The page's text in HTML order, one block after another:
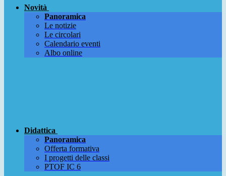
Novità
Panoramica
Le notizie
Le circolari
Calendario eventi
Albo online
Didattica
Panoramica
Offerta formativa
I progetti delle classi
PTOF IC 6